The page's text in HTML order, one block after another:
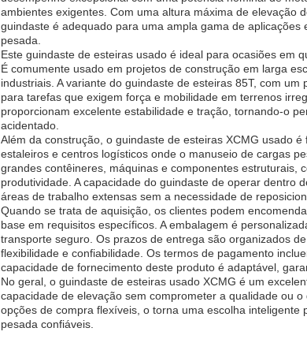
ambientes exigentes. Com uma altura máxima de elevação
guindaste é adequado para uma ampla gama de
pesada.
Este guindaste de esteiras usado é ideal para ocasiões em
É comumente usado em projetos de construção em larga
industriais. A variante do guindaste de esteiras 85T, com
para tarefas que exigem força e mobilidade em terrenos
proporcionam excelente estabilidade e tração, tornando-o
acidentado.
Além da construção, o guindaste de esteiras XCMG usado
estaleiros e centros logísticos onde o manuseio de cargas
grandes contêineres, máquinas e componentes estruturais,
produtividade. A capacidade do guindaste de operar dentro
áreas de trabalho extensas sem a necessidade de
Quando se trata de aquisição, os clientes podem
base em requisitos específicos. A embalagem é
transporte seguro. Os prazos de entrega são organizados
flexibilidade e confiabilidade. Os termos de pagamento
capacidade de fornecimento deste produto é adaptável,
No geral, o guindaste de esteiras usado XCMG é um
capacidade de elevação sem comprometer a qualidade ou
opções de compra flexíveis, o torna uma escolha
pesada confiáveis.